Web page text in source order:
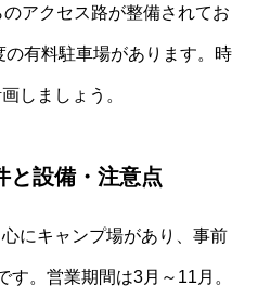
アクセス路が整備されてお
の有料駐車場があります。時
しましょう。
と設備・注意点
にキャンプ場があり、事前
す。営業期間は3月～11月。